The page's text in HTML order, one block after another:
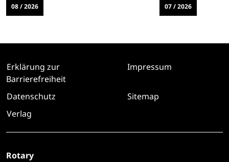
08 / 2026 07 / 2026
Erklärung zur
Barrierefreiheit
Impressum
Datenschutz
Sitemap
Verlag
Rotary